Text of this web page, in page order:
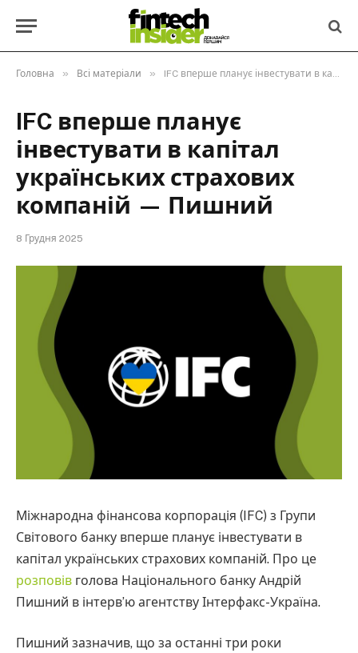
Головна » Всі матеріали » IFC вперше планує інвестувати в капітал українських страхових компаній — Пишний
IFC вперше планує
інвестувати в капітал
українських страхових
компаній — Пишний
8 Грудня 2025
Міжнародна фінансова корпорація (IFC) з Групи
Світового банку вперше планує інвестувати в
капітал українських страхових компаній. Про це
розповів голова Національного банку Андрій
Пишний в інтерв’ю агентству Інтерфакс-Україна.
Пишний зазначив, що за останні три роки